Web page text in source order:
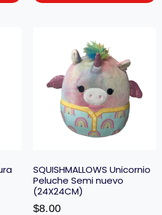
SQUISHMALLOWS Unicornio
Peluche Semi nuevo
(24X24CM)
$8.00